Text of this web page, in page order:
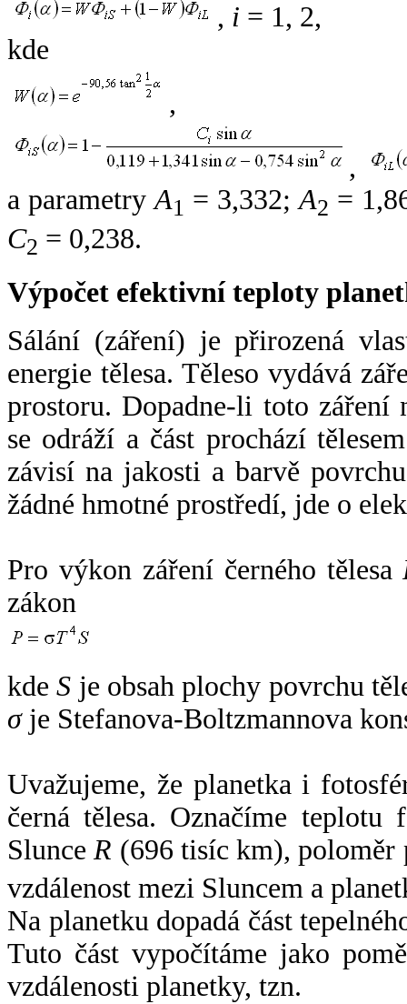
, i = 1, 2,
kde
,
,
a parametryA1 = 3,332;A2 =
C2 = 0,238.
Výpočet efektivní teploty
Sálání (záření) je přirozená
energie tělesa. Těleso vydává
prostoru. Dopadne-li toto záření
se odráží a část prochází
závisí na jakosti a barvě
žádné hmotné prostředí, jde o
Pro výkon záření černého tělesa
zákon
kdeS je obsah plochy povrchu
σje Stefanova-Boltzmannova
Uvažujeme, že planetka i
černá tělesa. Označíme
SlunceR (696 tisíc km),
vzdálenost mezi Sluncem a
Na planetku dopadá část
Tuto část vypočítáme jako
vzdálenosti planetky, tzn.